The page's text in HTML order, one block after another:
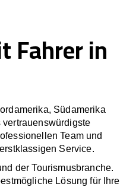
Fahrer in
Südamerika
Team und
Service.
der Tourismusbranche.
Lösung für Ihre